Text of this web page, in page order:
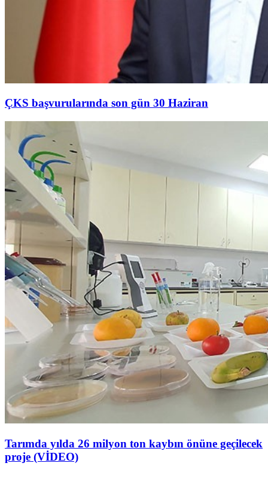
ÇKS başvurularında son gün 30 Haziran
Tarımda yılda 26 milyon ton kaybın önüne geçilecek
proje (VİDEO)